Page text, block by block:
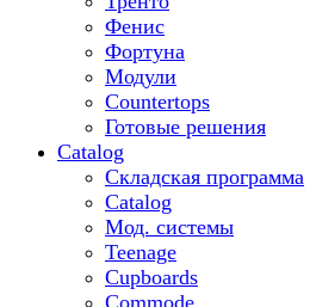
Фенис
Фортуна
Модули
Countertops
Готовые решения
Catalog
Складская программа
Catalog
Мод. системы
Teenage
Cupboards
Commode